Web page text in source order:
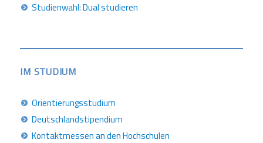
Studienwahl: Dual studieren
IM STUDIUM
Orientierungsstudium
Deutschlandstipendium
Kontaktmessen an den Hochschulen